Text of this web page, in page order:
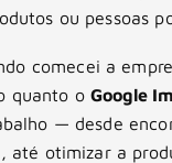
ou pessoas
comecei a
quanto oGoogle
— desde
até otimizar a